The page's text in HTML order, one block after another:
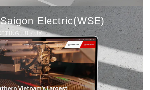
Electric(WSE)
UI - UX